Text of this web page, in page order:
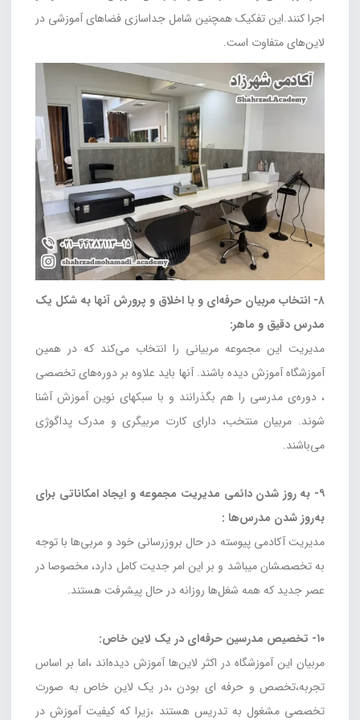
اجرا کنند.این تفکیک همچنین شامل جداسازی فضاهای آموزشی در
لاین‌های متفاوت است.
۸- انتخاب مربیان حرفه‌ای و با اخلاق و پرورش آنها به شکل یک
مدرس دقیق و ماهر:
مدیریت این مجموعه مربیانی را انتخاب می‌کند که در همین
آموزشگاه آموزش دیده باشند. آنها باید علاوه بر دوره‌های تخصصی
، دوره‌ی مدرسی را هم بگذرانند و با سبکهای نوین آموزش آشنا
شوند. مربیان منتخب، دارای کارت مربیگری و مدرک پداگوژی
می‌باشند.
۹- به روز شدن دائمی مدیریت مجموعه و ایجاد امکاناتی برای
به‌روز شدن مدرس‌ها :
مدیریت آکادمی پیوسته در حال بروزرسانی خود و مربی‌ها با توجه
به تخصصشان میباشد و بر این امر جدیت کامل دارد، مخصوصا در
عصر جدید ‌که همه شغل‌ها روزانه در حال پیشرفت هستند.
۱۰- تخصیص مدرسین حرفه‌ای در یک لاین خاص:
مربیان این آموزشگاه در اکثر لاین‌ها آموزش دیده‌اند ،اما بر اساس
تجربه،تخصص و حرفه ای بودن ،در یک لاین خاص به صورت
تخصصی مشغول به تدریس هستند ،زیرا که کیفیت آموزش در